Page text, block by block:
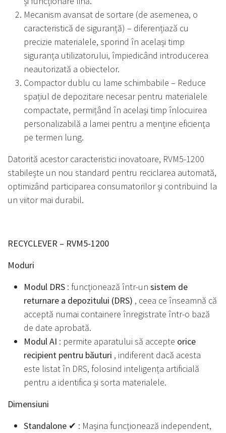
Mecanism avansat de sortare (de asemenea, o
caracteristică de siguranță) – diferențiază cu
precizie materialele, sporind în același timp
siguranța utilizatorului, împiedicând introducerea
neautorizată a obiectelor.
Compactor dublu cu lame schimbabile – Reduce
spațiul de depozitare necesar pentru materialele
compactate, permițând în același timp înlocuirea
personalizabilă a lamei pentru a menține eficiența
pe termen lung.
Datorită acestor caracteristici inovatoare, RVM5-1200
stabilește un nou standard pentru reciclarea automată,
optimizând participarea consumatorilor și contribuind la
un viitor mai durabil.
RECYCLEVER – RVM5-1200
Moduri
Modul DRS : funcționează într-un sistem de
returnare a depozitului (DRS) , ceea ce înseamnă că
acceptă numai containere înregistrate într-o bază
de date aprobată.
Modul AI : permite aparatului să accepte orice
recipient pentru băuturi , indiferent dacă acesta
este listat în DRS, folosind inteligența artificială
pentru a identifica și sorta materialele.
Dimensiuni
Standalone ✔ : Mașina funcționează independent,